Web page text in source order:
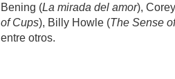
Bening (La mirada del amor),
of Cups), Billy Howle (The Sense
entre otros.